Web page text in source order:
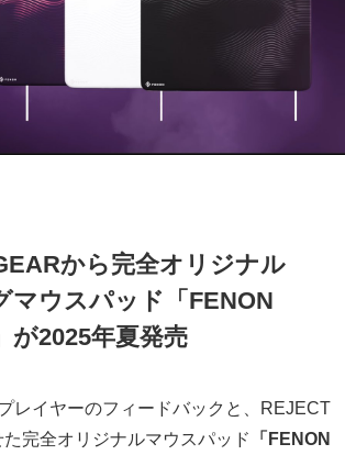
から完全オリジナル
マウスパッド「FENON
が2025年夏発売
レイヤーのフィードバックと、REJECT
完全オリジナルマウスパッド
「FENON